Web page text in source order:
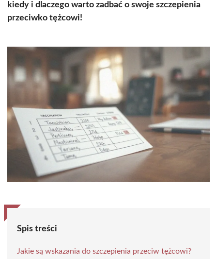
kiedy i dlaczego warto zadbać o swoje szczepienia
przeciwko tężcowi!
Spis treści
Jakie są wskazania do szczepienia przeciw tężcowi?